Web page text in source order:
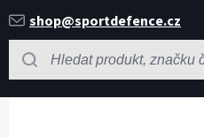
shop@sportdefence.cz